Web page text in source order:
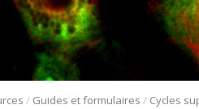
/ Guides et formulaires /